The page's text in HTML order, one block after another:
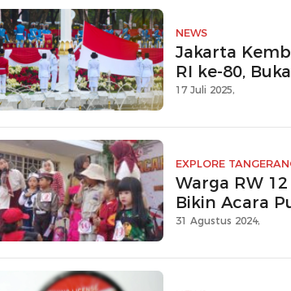
NEWS
Jakarta
RI ke-80,
17 Juli 2025,
EXPLORE
Warga RW
Bikin Acara
31 Agustus 2024,